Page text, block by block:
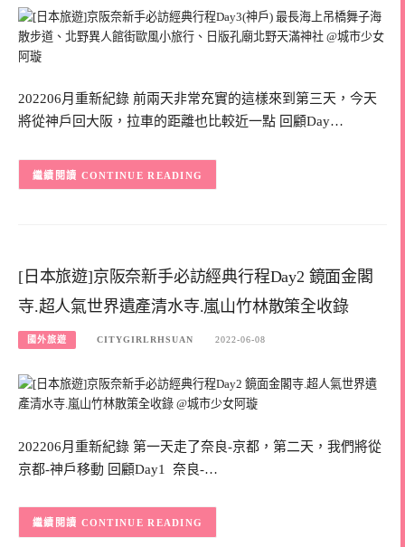
202206月重新紀錄 前兩天非常充實的這樣來到第三天，今天
將從神戶回大阪，拉車的距離也比較近一點 回顧Day…
CONTINUE READING
[日本旅遊]京阪奈新手必訪經典行程Day2 鏡面金閣
寺.超人氣世界遺產清水寺.嵐山竹林散策全收錄
國外旅遊 CITYGIRLRHSUAN 2022-06-08
202206月重新紀錄 第一天走了奈良-京都，第二天，我們將從
京都-神戶移動 回顧Day1 奈良-…
CONTINUE READING